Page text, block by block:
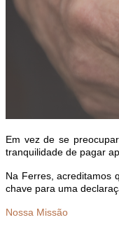
Em vez de se
tranquilidade de pagar
Na Ferres, acreditamos
chave para uma
Nossa Missão